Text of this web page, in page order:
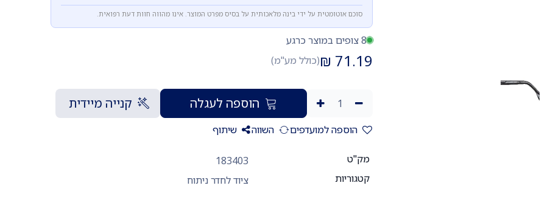
סוכם אוטומטית על ידי בינה מלאכותית על בסיס מפרט המוצר. אינו מהווה חוות דעת רפואית.
8 צופים במוצר כרגע
71.19
₪(כולל מע"מ)
הוספה לעגלה קנייה מיידית
הוספה למועדפים השווה שיתוף
מק"ט
183403
קטגוריות
ציוד לחדר ניתוח